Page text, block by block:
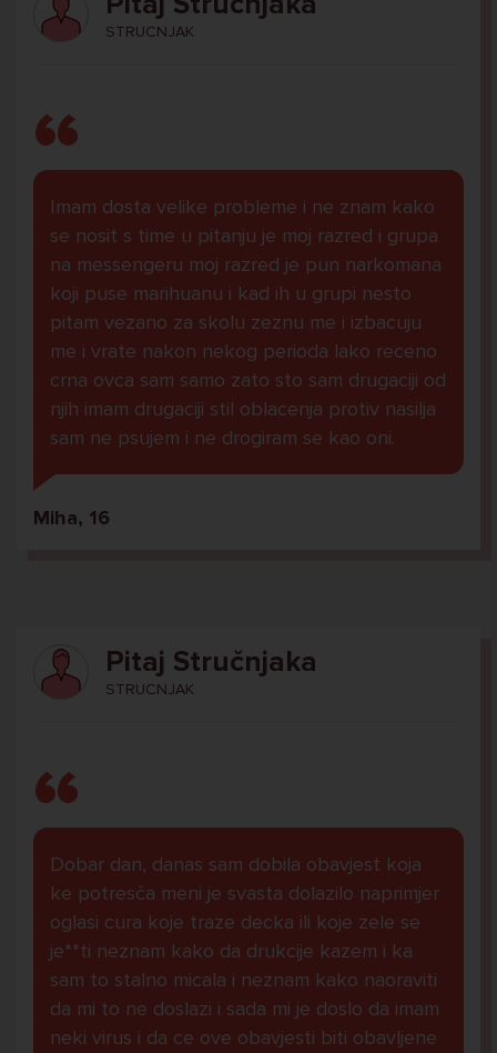
STRUCNJAK
Imam dosta velike probleme i ne znam kako
se nosit s time u pitanju je moj razred i grupa
na messengeru moj razred je pun narkomana
koji puse marihuanu i kad ih u grupi nesto
pitam vezano za skolu zeznu me i izbacuju
me i vrate nakon nekog perioda lako receno
crna ovca sam samo zato sto sam drugaciji od
njih imam drugaciji stil oblacenja protiv nasilja
sam ne psujem i ne drogiram se kao oni.
Miha, 16
Pitaj Stručnjaka
STRUCNJAK
Dobar dan, danas sam dobila obavjest koja
ke potresča meni je svasta dolazilo naprimjer
oglasi cura koje traze decka ili koje zele se
je**ti neznam kako da drukcije kazem i ka
sam to stalno micala i neznam kako naoraviti
da mi to ne doslazi i sada mi je doslo da imam
neki virus i da ce ove obavjesti biti obavljene